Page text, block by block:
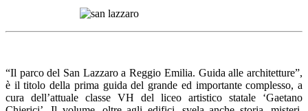
“Il parco del San Lazzaro a Reggio Emilia. Guida alle architetture”,
è il titolo della prima guida del grande ed importante complesso, a
cura dell’attuale classe VH del liceo artistico statale ‘Gaetano